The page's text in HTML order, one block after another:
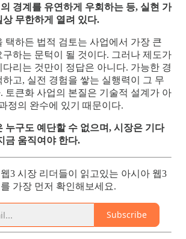
경계를 유연하게 우회하는 등, 실현 가
무한하게 열려 있다.
택하든 법적 검토는 사업에서 가장 큰
하는 문턱이 될 것이다. 그러나 제도가
리는 것만이 정답은 아니다. 가능한 경
하고, 실전 경험을 쌓는 실행력이 그 무
토큰화 사업의 본질은 기술적 설계가 아
정의 완수에 있기 때문이다.
누구도 예단할 수 없으며, 시장은 기다
금 움직여야 한다.
3 시장 리더들이 읽고있는 아시아 웹3
가장 먼저 확인해보세요.
Subscribe